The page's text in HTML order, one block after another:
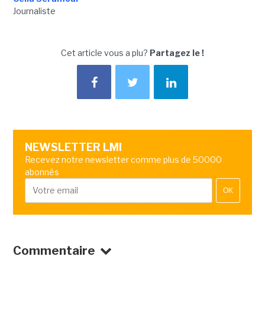
Journaliste
Cet article vous a plu? Partagez le !
NEWSLETTER LMI
Recevez notre newsletter comme plus de 50000
abonnés
OK
Commentaire